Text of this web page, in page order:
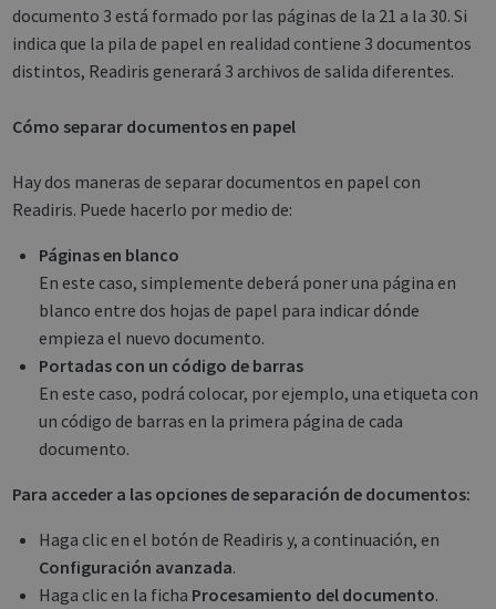
documento 3 está formado por las páginas de la 21 a la 30. Si
indica que la pila de papel en realidad contiene 3 documentos
distintos, Readiris generará 3 archivos de salida diferentes.
Cómo separar documentos en papel
Hay dos maneras de separar documentos en papel con
Readiris. Puede hacerlo por medio de:
Páginas en blanco
En este caso, simplemente deberá poner una página en
blanco entre dos hojas de papel para indicar dónde
empieza el nuevo documento.
Portadas con un código de barras
En este caso, podrá colocar, por ejemplo, una etiqueta con
un código de barras en la primera página de cada
documento.
Para acceder a las opciones de separación de documentos:
Haga clic en el botón de Readiris y, a continuación, en
Configuración avanzada.
Haga clic en la ficha Procesamiento del documento.